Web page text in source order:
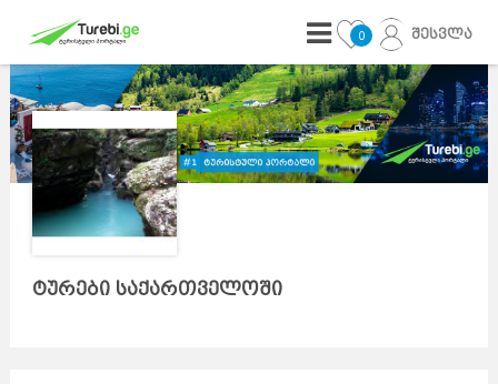
0 შესვლა
ტურები საქართველოში